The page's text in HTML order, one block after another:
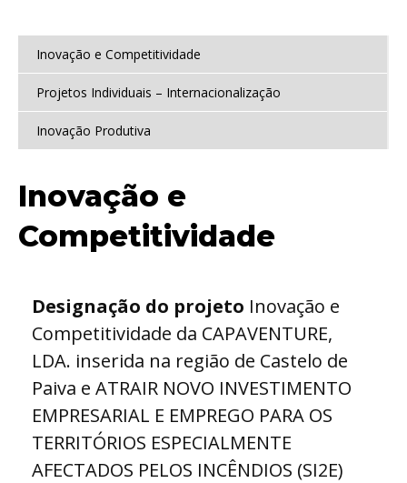
Inovação e Competitividade
Projetos Individuais – Internacionalização
Inovação Produtiva
Inovação e
Competitividade
Designação do projeto Inovação e
Competitividade da CAPAVENTURE,
LDA. inserida na região de Castelo de
Paiva e ATRAIR NOVO INVESTIMENTO
EMPRESARIAL E EMPREGO PARA OS
TERRITÓRIOS ESPECIALMENTE
AFECTADOS PELOS INCÊNDIOS (SI2E)